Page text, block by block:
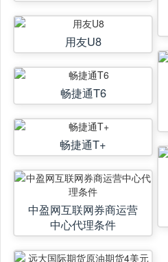
用友U8
畅捷通T6
畅捷通T+
中盈网互联网券商运营
中心代理条件